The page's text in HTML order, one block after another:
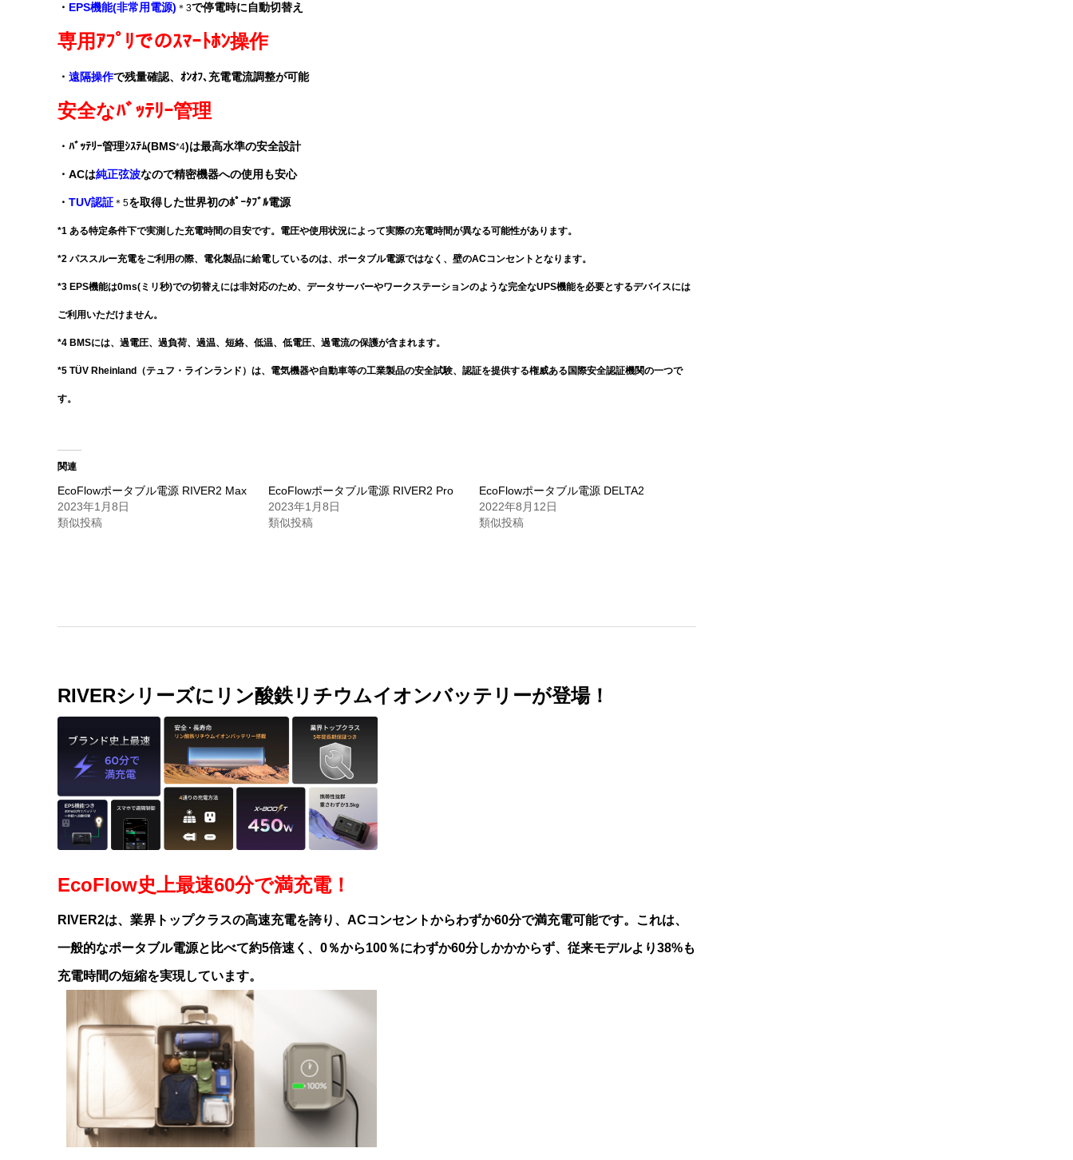
・ EPS機能(非常用電源) ＊3で停電時に自動切替え
専用ｱﾌﾟﾘでのｽﾏｰﾄﾎﾝ操作
・ 遠隔操作で残量確認、ｵﾝｵﾌ､充電電流調整が可能
安全なﾊﾞｯﾃﾘｰ管理
・ﾊﾞｯﾃﾘｰ管理ｼｽﾃﾑ(BMS*4)は最高水準の安全設計
・ ACは純正弦波なので精密機器への使用も安心
・ TUV認証 ＊5を取得した世界初のﾎﾟｰﾀﾌﾞﾙ電源
*1 ある特定条件下で実測した充電時間の目安です。電圧や使用状況によって実際の充電時間が異なる可能性があります。
*2 パススルー充電をご利用の際、電化製品に給電しているのは、ポータブル電源ではなく、壁のACコンセントとなります。
*3 EPS機能は0ms(ミリ秒)での切替えには非対応のため、データサーバーやワークステーションのような完全なUPS機能を必要とするデバイスには
ご利用いただけません。
*4 BMSには、過電圧、過負荷、過温、短絡、低温、低電圧、過電流の保護が含まれます。
*5 TÜV Rheinland（テュフ・ラインランド）は、電気機器や自動車等の工業製品の安全試験、認証を提供する権威ある国際安全認証機関の一つで
す。
関連
EcoFlowポータブル電源 RIVER2 Max
2023年1月8日
類似投稿
EcoFlowポータブル電源 RIVER2 Pro
2023年1月8日
類似投稿
EcoFlowポータブル電源 DELTA2
2022年8月12日
類似投稿
RIVERシリーズにリン酸鉄リチウムイオンバッテリーが登場！
EcoFlow史上最速60分で満充電！
RIVER2は、業界トップクラスの高速充電を誇り、ACコンセントからわずか60分で満充電可能です。これは、
一般的なポータブル電源と比べて約5倍速く、0％から100％にわずか60分しかかからず、従来モデルより38%も
充電時間の短縮を実現しています。